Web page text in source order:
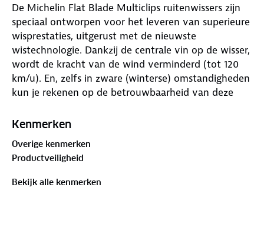
De Michelin Flat Blade Multiclips ruitenwissers zijn
speciaal ontworpen voor het leveren van superieure
wisprestaties, uitgerust met de nieuwste
wistechnologie. Dankzij de centrale vin op de wisser,
wordt de kracht van de wind verminderd (tot 120
km/u). En, zelfs in zware (winterse) omstandigheden
kun je rekenen op de betrouwbaarheid van deze
worden geleverd met verschillende adapters.
Hierdoor zijn ze geschikt voor verschillende
ruitenwisserarmen (o.a. traditionele haakarmen).
Kenmerken
Overige kenmerken
Productveiligheid
Bekijk alle kenmerken